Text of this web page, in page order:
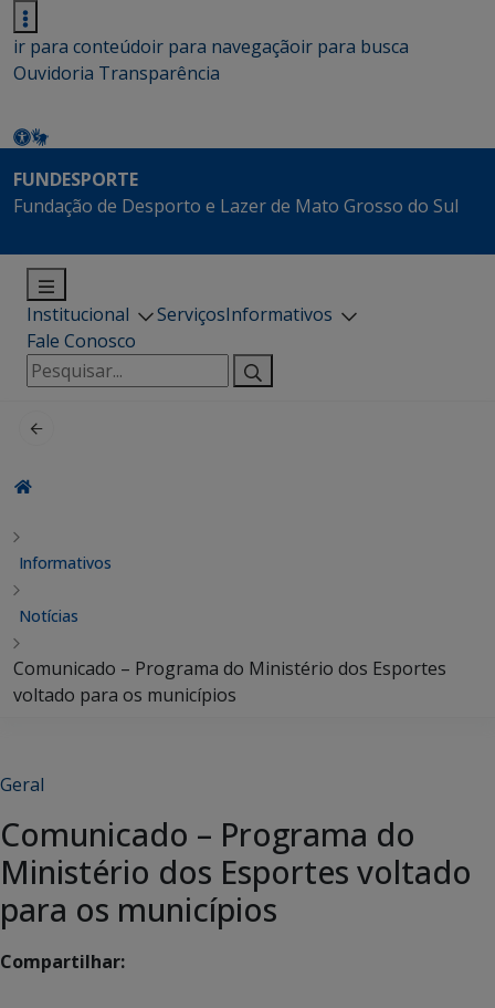
ir para conteúdoir para navegaçãoir para busca
Ouvidoria Transparência
FUNDESPORTE
Fundação de Desporto e Lazer de Mato Grosso do Sul
Institucional ServiçosInformativos
Fale Conosco
Pesquisar
por:
Informativos
Notícias
Comunicado – Programa do Ministério dos Esportes
voltado para os municípios
Geral
Comunicado – Programa do
Ministério dos Esportes voltado
para os municípios
Compartilhar: